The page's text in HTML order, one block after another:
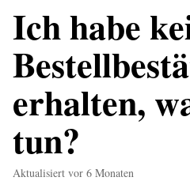
Ich habe
erhalten,
tun?
Aktualisiert vor 6 Monaten